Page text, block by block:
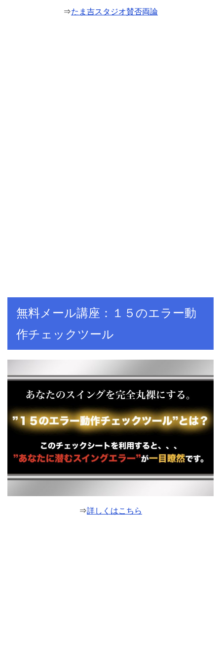
⇒たま吉スタジオ賛否両論
無料メール講座：１５のエラー動
作チェックツール
⇒詳しくはこちら